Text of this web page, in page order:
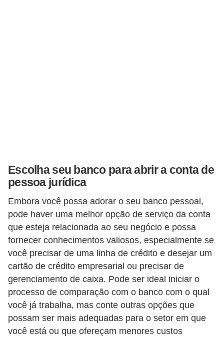
Escolha seu banco para abrir a conta de
pessoa jurídica
Embora você possa adorar o seu banco pessoal,
pode haver uma melhor opção de serviço da conta
que esteja relacionada ao seu negócio e possa
fornecer conhecimentos valiosos, especialmente se
você precisar de uma linha de crédito e desejar um
cartão de crédito empresarial ou precisar de
gerenciamento de caixa. Pode ser ideal iniciar o
processo de comparação com o banco com o qual
você já trabalha, mas conte outras opções que
possam ser mais adequadas para o setor em que
você está ou que ofereçam menores custos
d
i
t
o
e
d
é
b
i
t
o